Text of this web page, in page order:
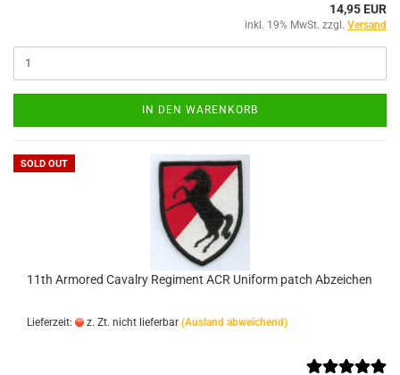
14,95 EUR
inkl. 19% MwSt. zzgl. Versand
IN DEN WARENKORB
SOLD OUT
11th Armored Cavalry Regiment ACR Uniform patch Abzeichen
Lieferzeit: z. Zt. nicht lieferbar (Ausland abweichend)